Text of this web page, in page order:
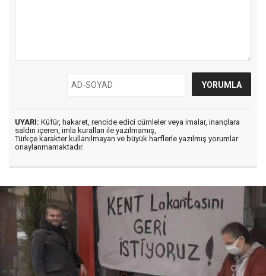
UYARI: Küfür, hakaret, rencide edici cümleler veya imalar, inançlara
saldırı içeren, imla kuralları ile yazılmamış,
Türkçe karakter kullanılmayan ve büyük harflerle yazılmış yorumlar
onaylanmamaktadır.